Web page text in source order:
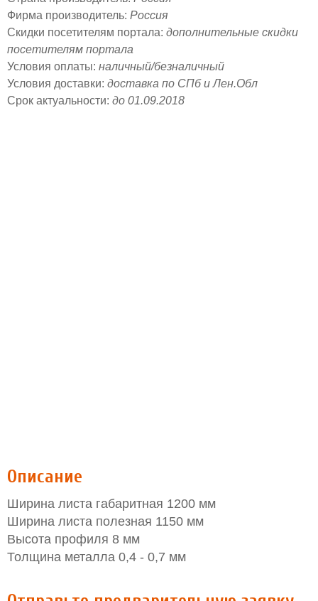
Фирма производитель: Россия
Скидки посетителям портала: дополнительные скидки
посетителям портала
Условия оплаты: наличный/безналичный
Условия доставки: доставка по СПб и Лен.Обл
Срок актуальности: до 01.09.2018
Описание
Ширина листа габаритная 1200 мм
Ширина листа полезная 1150 мм
Высота профиля 8 мм
Толщина металла 0,4 - 0,7 мм